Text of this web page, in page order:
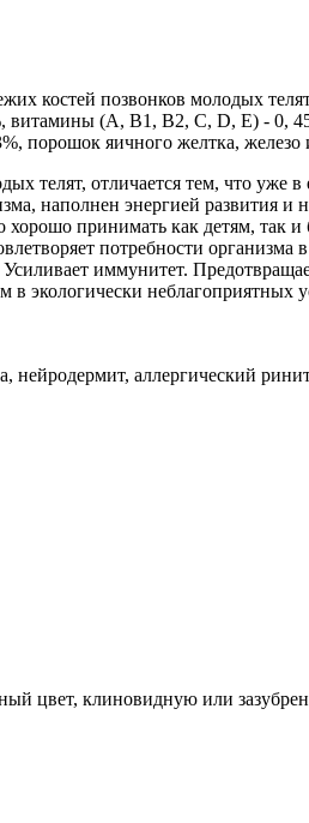
костей позвонков молодых
витамины (A, B1, B2, C, D, E) - 0,
порошок яичного желтка,
телят, отличается тем, что
наполнен энергией развития
хорошо принимать как детям,
потребности организма
иммунитет.
экологически неблагоприятных
нейродермит, аллергический
цвет, клиновидную или